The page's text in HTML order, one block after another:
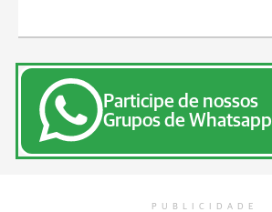
Participe de nossos
Grupos de Whatsapp
PUBLICIDADE